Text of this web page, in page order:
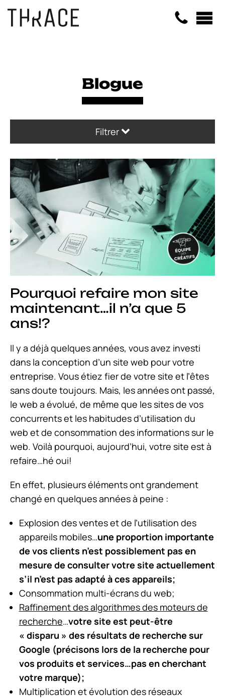
Blogue
Filtrer
Pourquoi refaire mon site
maintenant…il n’a que 5
ans!?
Il y a déjà quelques années, vous avez investi
dans la conception d’un site web pour votre
entreprise. Vous étiez fier de votre site et l’êtes
sans doute toujours. Mais, les années ont passé,
le web a évolué, de même que les sites de vos
concurrents et les habitudes d’utilisation du
web et de consommation des informations sur le
web. Voilà pourquoi, aujourd’hui, votre site est à
refaire…hé oui!
En effet, plusieurs éléments ont grandement
changé en quelques années à peine :
Explosion des ventes et de l’utilisation des
appareils mobiles…une proportion importante
de vos clients n’est possiblement pas en
mesure de consulter votre site actuellement
s’il n’est pas adapté à ces appareils;
Consommation multi-écrans du web;
Raffinement des algorithmes des moteurs de
recherche…votre site est peut-être
« disparu » des résultats de recherche sur
Google (précisons lors de la recherche pour
vos produits et services…pas en cherchant
votre marque);
Multiplication et évolution des réseaux